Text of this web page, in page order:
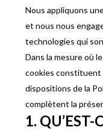
Nous appliquons
et nous nous
technologies qui
Dans la mesure où
cookies constituent
dispositions de la
complètent la
1. QU’EST-